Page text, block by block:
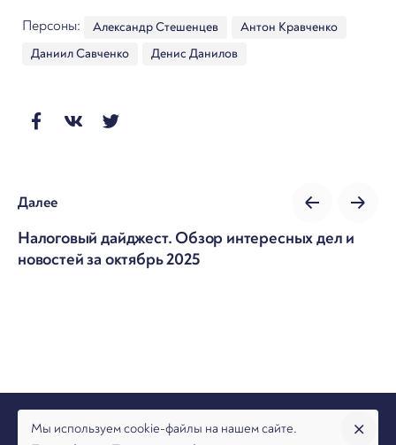
Персоны: Александр Стешенцев
Антон Кравченко
Даниил Савченко
Денис Данилов
Далее
Налоговый дайджест. Обзор интересных дел и
новостей за октябрь 2025
Мы используем cookie-файлы на нашем сайте.